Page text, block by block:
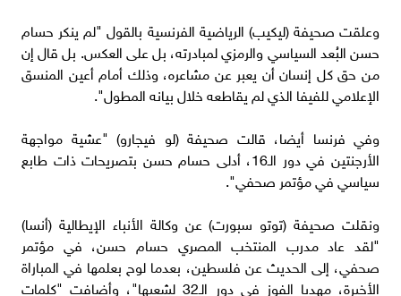
وعلقت صحيفة (ليكيب) الرياضية الفرنسية بالقول "لم ينكر حسام
حسن البُعد السياسي والرمزي لمبادرته، بل على العكس. بل قال إن
من حق كل إنسان أن يعبر عن مشاعره، وذلك أمام أعين المنسق
الإعلامي للفيفا الذي لم يقاطعه خلال بيانه المطول".
وفي فرنسا أيضا، قالت صحيفة (لو فيجارو) "عشية مواجهة
الأرجنتين في دور الـ16، أدلى حسام حسن بتصريحات ذات طابع
سياسي في مؤتمر صحفي".
ونقلت صحيفة (توتو سبورت) عن وكالة الأنباء الإيطالية (أنسا)
"لقد عاد مدرب المنتخب المصري حسام حسن، في مؤتمر
صحفي، إلى الحديث عن فلسطين، بعدما لوح بعلمها في المباراة
الأخيرة، مهديا الفوز في دور الـ32 لشعبها"، وأضافت "كلمات